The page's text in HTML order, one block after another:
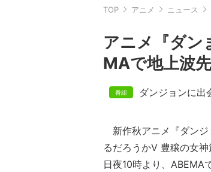
TOP アニメ ニュース
アニメ『ダン
MAで地上波
ダンジョンに出
新作秋アニメ『ダンジ
るだろうかV 豊穣の女
日夜10時より、ABEMA